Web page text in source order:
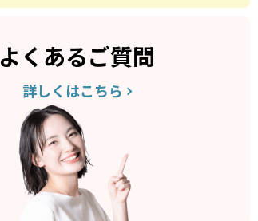
よくあるご質問
詳しくはこちら